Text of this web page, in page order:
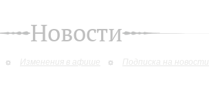
Новости
Изменения в афише Подписка на новости